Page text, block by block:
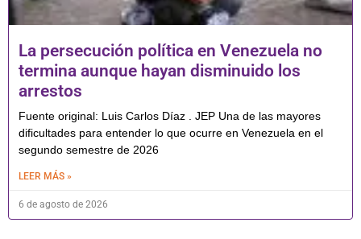
La persecución política en Venezuela no
termina aunque hayan disminuido los
arrestos
Fuente original: Luis Carlos Díaz . JEP Una de las mayores
dificultades para entender lo que ocurre en Venezuela en el
segundo semestre de 2026
LEER MÁS »
6 de agosto de 2026